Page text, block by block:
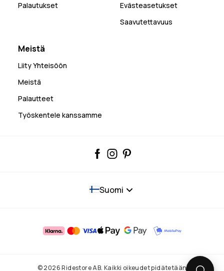
Palautukset
Evästeasetukset
Saavutettavuus
Meistä
Liity Yhteisöön
Meistä
Palautteet
Työskentele kanssamme
Suomi
© 2026 Ridestore AB. Kaikki oikeudet pidätetään